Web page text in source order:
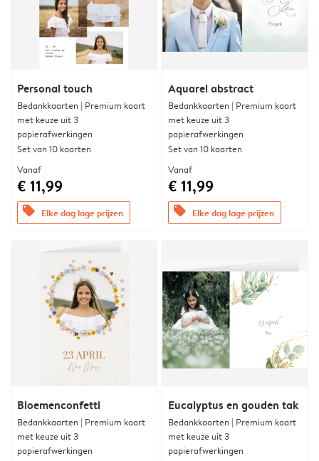
Personal touch
Bedankkaarten | Premium kaart
met keuze uit 3
papierafwerkingen
Set van 10 kaarten
Vanaf
€ 11,99
offers Elke dag lage prijzen
Aquarel abstract
Bedankkaarten | Premium kaart
met keuze uit 3
papierafwerkingen
Set van 10 kaarten
Vanaf
€ 11,99
offers Elke dag lage prijzen
Bloemenconfetti
Bedankkaarten | Premium kaart
met keuze uit 3
papierafwerkingen
Eucalyptus en gouden tak
Bedankkaarten | Premium kaart
met keuze uit 3
papierafwerkingen